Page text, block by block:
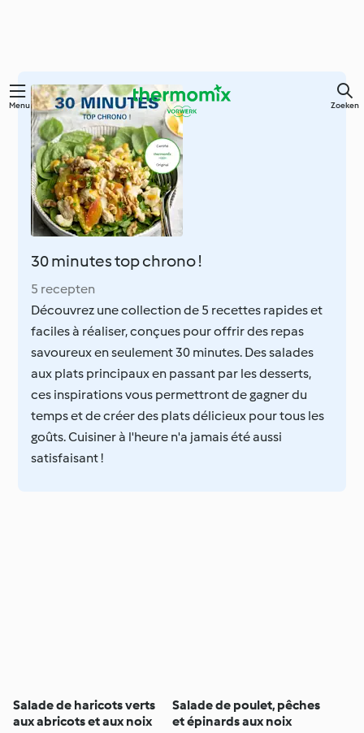
Overslaan
hoofdinhoud
Menu Zoeken
30 minutes top chrono !
5 recepten
Découvrez une collection de 5 recettes rapides et
faciles à réaliser, conçues pour offrir des repas
savoureux en seulement 30 minutes. Des salades
aux plats principaux en passant par les desserts,
ces inspirations vous permettront de gagner du
temps et de créer des plats délicieux pour tous les
goûts. Cuisiner à l'heure n'a jamais été aussi
satisfaisant !
Salade de haricots verts
aux abricots et aux noix
Salade de poulet, pêches
et épinards aux noix